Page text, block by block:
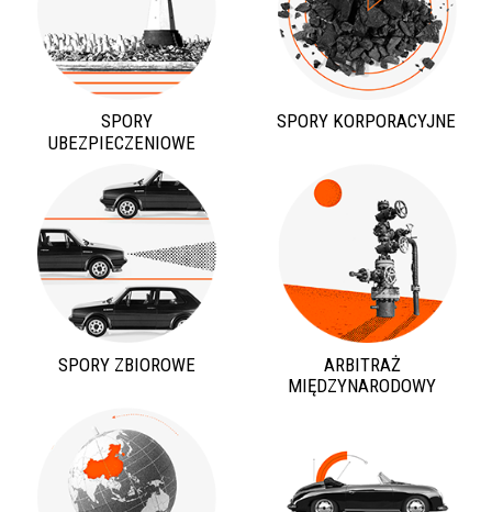
SPORY KORPORACYJNE
SPORY
SPORY ZBIOROWE ARBITRAŻ
MIĘDZYNARODOWY
UBEZPIECZENIOWE